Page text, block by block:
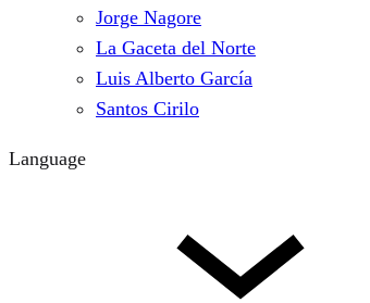
Jorge Nagore
La Gaceta del Norte
Luis Alberto García
Santos Cirilo
Language